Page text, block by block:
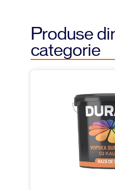
Produse
categorie